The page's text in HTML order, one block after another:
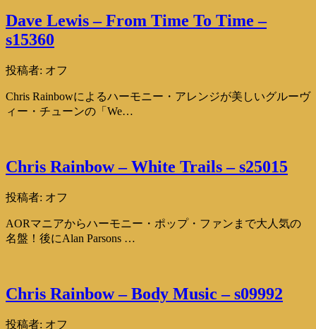
Dave Lewis – From Time To Time –
s15360
投稿者: オフ
Chris Rainbowによるハーモニー・アレンジが美しいグルーヴ
ィー・チューンの「We…
Chris Rainbow – White Trails – s25015
投稿者: オフ
AORマニアからハーモニー・ポップ・ファンまで大人気の
名盤！後にAlan Parsons …
Chris Rainbow – Body Music – s09992
投稿者: オフ